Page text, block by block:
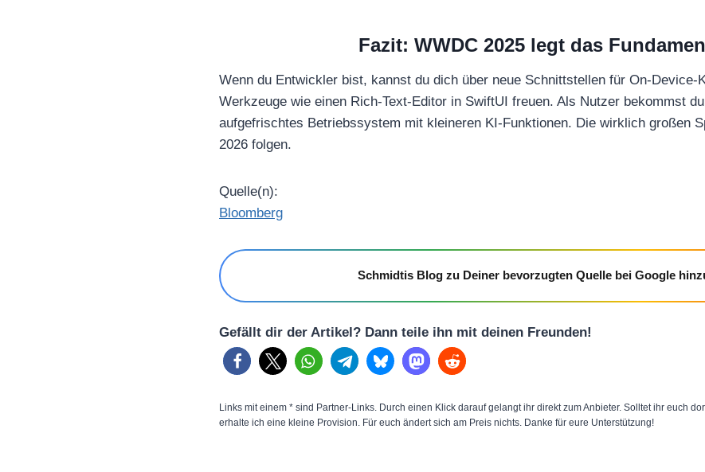
Fazit: WWDC 2025 legt das
Wenn du Entwickler bist, kannst du dich über neue Schnittstellen für On-Device-
Werkzeuge wie einen Rich-Text-Editor in SwiftUI freuen. Als Nutzer bekommst
aufgefrischtes Betriebssystem mit kleineren KI-Funktionen. Die wirklich großen
2026 folgen.
Quelle(n):
Bloomberg
Schmidtis Blog zu Deiner bevorzugten Quelle bei Google
Gefällt dir der Artikel? Dann teile ihn mit deinen Freunden!
Links mit einem * sind Partner-Links. Durch einen Klick darauf gelangt ihr direkt zum Anbieter. Solltet ihr euch
erhalte ich eine kleine Provision. Für euch ändert sich am Preis nichts. Danke für eure Unterstützung!